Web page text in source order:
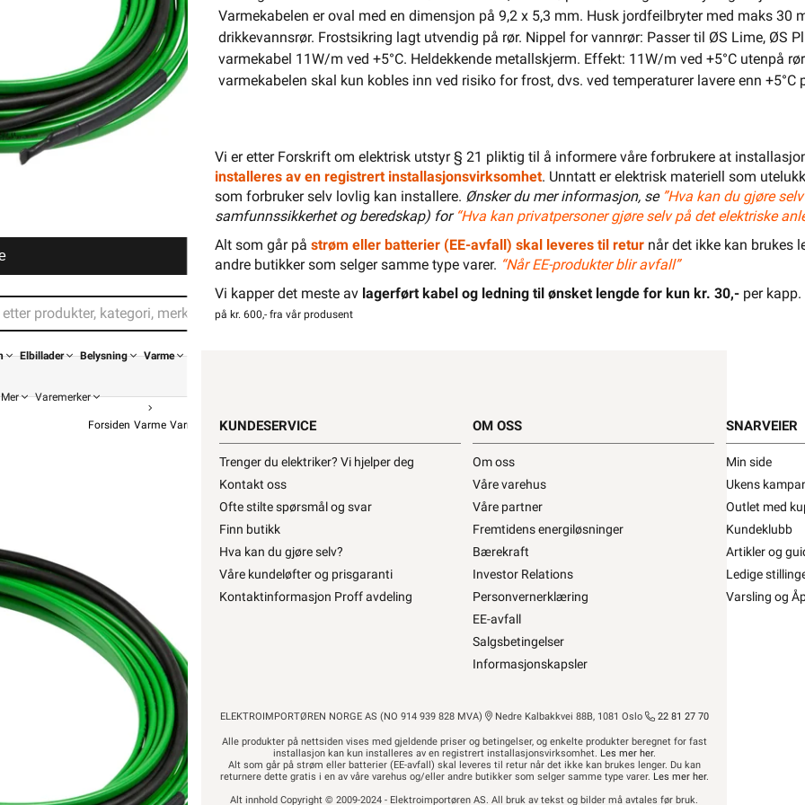
Din butikk
Kontakt
oss
Elbillader Belysning Varme
Mer Varemerker
Forsiden Varme Varmekabel Varmekabel Selvbegrensende
ØS Varme Selvregulerende varmekabel 11W/m ved +5°C, med stø •
ØS Plug & Play m/støpsel 10m
ØS Varme Se/Still ett spørsmål (
2 339,-
1 871,20 eks. mva.
Min butikk ikke valgt, velg
Hent-i-Butikk
El-Entreprenør Bedrift Privat Partnere
Kampanjer Elektromateriell
Verktøy Kabel & Ledning Energi
Mer Varemerker
Varmekabelen er oval med en dimensjon på 9,2 x 5,3 mm. Husk jordfeilbryter med maks
drikkevannsrør. Frostsikring lagt utvendig på rør. Nippel for vannrør: Passer til ØS Lime, ØS
varmekabel 11W/m ved +5°C. Heldekkende metallskjerm. Effekt: 11W/m ved +5°C utenpå
varmekabelen skal kun kobles inn ved risiko for frost, dvs. ved temperaturer lavere enn
Vi er etter Forskrift om elektrisk utstyr § 21 pliktig til å informere våre forbrukere at
installeres av en registrert installasjonsvirksomhet. Unntatt er elektrisk materiell som
som forbruker selv lovlig kan installere. Ønsker du mer informasjon, se ”Hva kan du gjøre
samfunnssikkerhet og beredskap) for “Hva kan privatpersoner gjøre selv på det elektriske
Alt som går på strøm eller batterier (EE-avfall) skal leveres til retur når det ikke kan brukes
andre butikker som selger samme type varer. “Når EE-produkter blir avfall”
Vi kapper det meste av lagerført kabel og ledning til ønsket lengde for kun kr. 30,- per kapp.
på kr. 600,- fra vår produsent
KUNDESERVICE
Trenger du elektriker? Vi hjelper deg
Kontakt oss
Ofte stilte spørsmål og svar
Finn butikk
Hva kan du gjøre selv?
Våre kundeløfter og prisgaranti
Kontaktinformasjon Proff avdeling
OM OSS
Om oss
Våre varehus
Våre partner
Fremtidens energiløsninger
Bærekraft
Investor Relations
Personvernerklæring
EE-avfall
Salgsbetingelser
Informasjonskapsler
SNARVEIER
Min side
Ukens
Outlet med
Kundeklubb
Artikler og
Ledige
Varsling og
ELEKTROIMPORTØREN NORGE AS (NO 914 939 828 MVA) Nedre Kalbakkvei 88B, 1081 Oslo 22 81 27 70
Alle produkter på nettsiden vises med gjeldende priser og betingelser, og enkelte produkter beregnet for fast
installasjon kan kun installeres av en registrert installasjonsvirksomhet. Les mer her.
Alt som går på strøm eller batterier (EE-avfall) skal leveres til retur når det ikke kan brukes lenger. Du kan
returnere dette gratis i en av våre varehus og/eller andre butikker som selger samme type varer. Les mer her.
Alt innhold Copyright © 2009-2024 - Elektroimportøren AS. All bruk av tekst og bilder må avtales før bruk.